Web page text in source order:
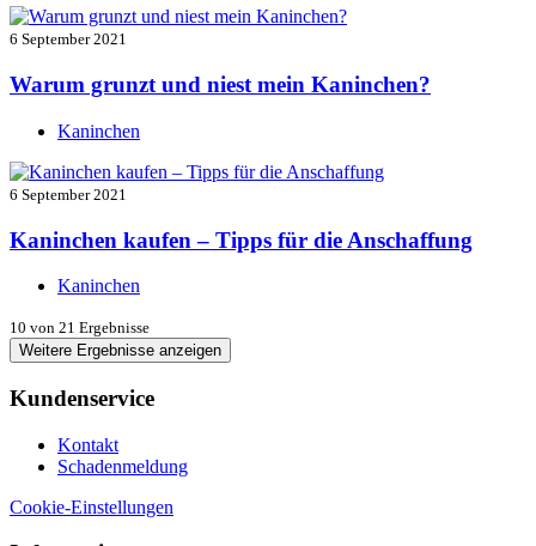
6 September 2021
Warum grunzt und niest mein Kaninchen?
Kaninchen
6 September 2021
Kaninchen kaufen – Tipps für die Anschaffung
Kaninchen
10 von 21 Ergebnisse
Weitere Ergebnisse anzeigen
Kundenservice
Kontakt
Schadenmeldung
Cookie-Einstellungen